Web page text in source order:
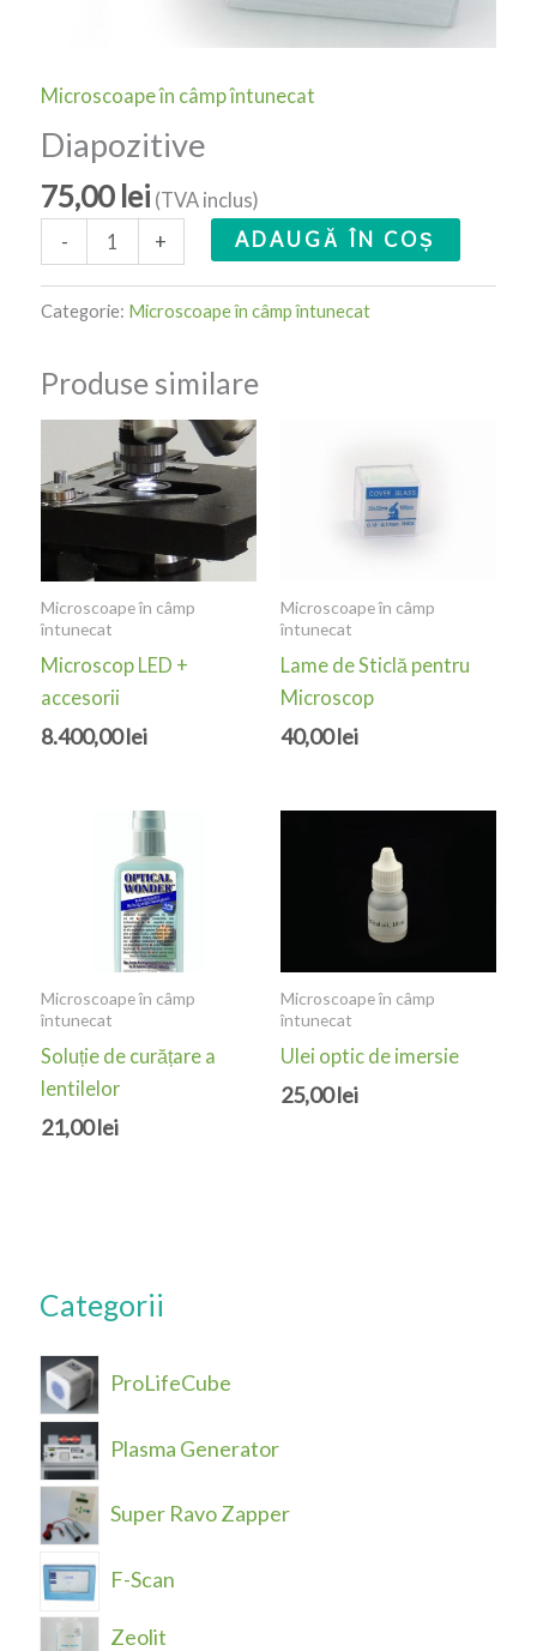
Categorii
ProLifeCube
Plasma Generator
Super Ravo Zapper
F-Scan
Zeolit
Microscoape în câmp întunecat
Diapozitive
75,00 lei (TVA inclus)
-
+ ADAUGĂ ÎN COȘ
Categorie: Microscoape în câmp întunecat
Produse similare
Microscoape în câmp
întunecat
Microscop LED +
accesorii
8.400,00lei
Microscoape în câmp
întunecat
Lame de Sticlă pentru
Microscop
40,00lei
Microscoape în câmp
întunecat
Soluție de curățare a
lentilelor
21,00lei
Microscoape în câmp
întunecat
Ulei optic de imersie
25,00lei